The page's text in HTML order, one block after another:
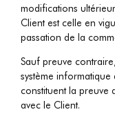
modifications
Client est celle en
passation de la
Sauf preuve
système informatique
constituent la preuve
avec le Client.